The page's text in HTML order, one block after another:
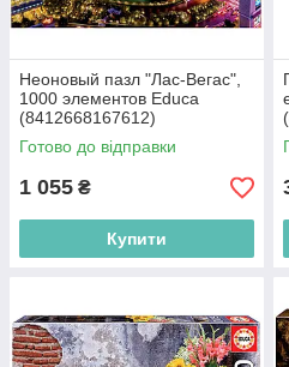
Неоновый пазл "Лас-Вегас",
1000 элементов Educa
(8412668167612)
Готово до відправки
1 055 ₴
Купити